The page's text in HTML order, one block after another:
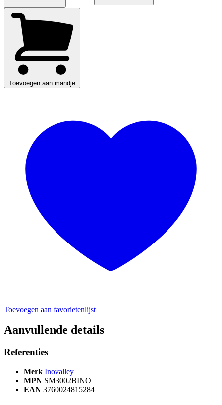
Toevoegen aan mandje
Toevoegen aan favorietenlijst
Aanvullende details
Referenties
Merk Inovalley
MPN SM3002BINO
EAN 3760024815284